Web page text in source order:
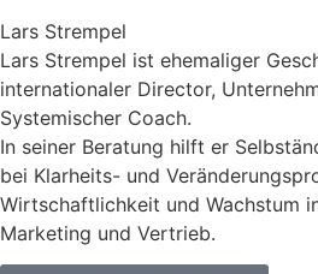
Lars Strempel
Lars Strempel ist ehemaliger
internationaler Director,
Systemischer Coach.
In seiner Beratung hilft er
bei Klarheits- und
Wirtschaftlichkeit und Wachstum
Marketing und Vertrieb.